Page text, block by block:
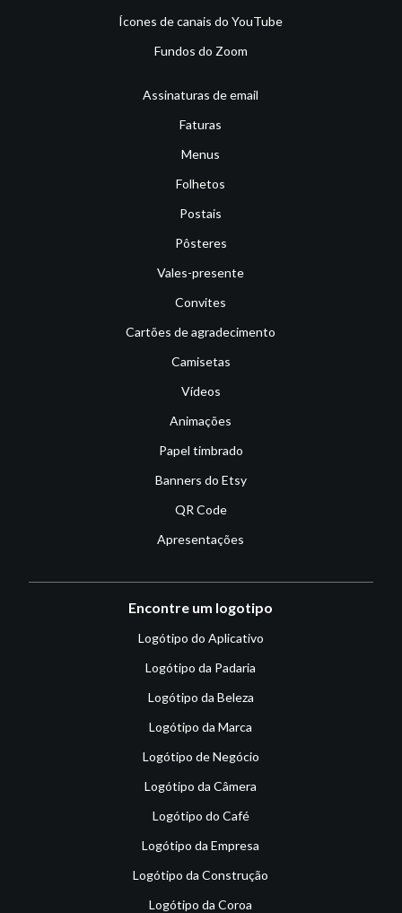
Ícones de canais do YouTube
Fundos do Zoom
Assinaturas de email
Faturas
Menus
Folhetos
Postais
Pôsteres
Vales-presente
Convites
Cartões de agradecimento
Camisetas
Vídeos
Animações
Papel timbrado
Banners do Etsy
QR Code
Apresentações
Encontre um logotipo
Logótipo do Aplicativo
Logótipo da Padaria
Logótipo da Beleza
Logótipo da Marca
Logótipo de Negócio
Logótipo da Câmera
Logótipo do Café
Logótipo da Empresa
Logótipo da Construção
Logótipo da Coroa